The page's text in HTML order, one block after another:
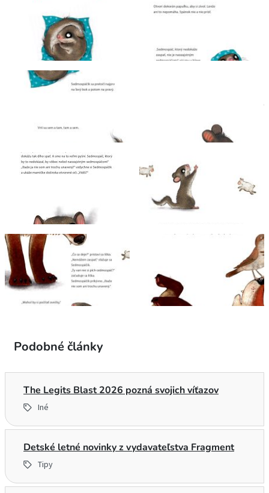
Podobné články
The Legits Blast 2026 pozná svojich víťazov
Iné
Detské letné novinky z vydavateľstva Fragment
Tipy